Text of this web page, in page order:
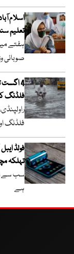
اسلام
تعلیم
صوبائی
4
فلڈنگ
فلڈنگ
فولڈ
تہلکہ
سب سے
ہے